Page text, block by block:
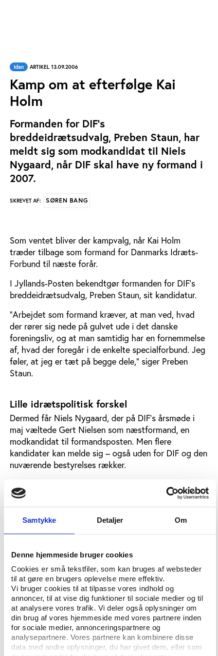
Samtykke Detaljer Om
Denne hjemmeside bruger cookies
Cookies er små tekstfiler, som kan bruges af websteder
til at gøre en brugers oplevelse mere effektiv.
Vi bruger cookies til at tilpasse vores indhold og
annoncer, til at vise dig funktioner til sociale medier og til
at analysere vores trafik. Vi deler også oplysninger om
din brug af vores hjemmeside med vores partnere inden
for sociale medier, annonceringspartnere og
analysepartnere. Vores partnere kan kombinere disse
data med andre oplysninger, du har givet dem, eller som
Idan ARTIKEL 13.09.2006
Kamp om at efterfølge Kai
Holm
Formanden for DIF's
breddeidrætsudvalg, Preben Staun, har
meldt sig som modkandidat til Niels
Nygaard, når DIF skal have ny formand i
2007.
SKREVET AF: SØREN BANG
Som ventet bliver der kampvalg, når Kai Holm
træder tilbage som formand for Danmarks Idræts-
Forbund til næste forår.
I Jyllands-Posten bekendtgør formanden for DIF’s
breddeidrætsudvalg, Preben Staun, sit kandidatur.
”Arbejdet som formand kræver, at man ved, hvad
der rører sig nede på gulvet ude i det danske
foreningsliv, og at man samtidig har en fornemmelse
af, hvad der foregår i de enkelte specialforbund. Jeg
føler, at jeg er tæt på begge dele,” siger Preben
Staun.
Lille idrætspolitisk forskel
Dermed får Niels Nygaard, der på DIF’s årsmøde i
maj væltede Gert Nielsen som næstformand, en
modkandidat til formandsposten. Men flere
kandidater kan melde sig – også uden for DIF og den
nuværende bestyrelses rækker.
Henrik Brandt, der er direktør for Idrættens
Analyseinstitut, ser ikke den store idrætspolitiske
forskel på de to navne, der indtil videre er i spil.
”De har begge siddet i bestyrelsen i mange år og er
Brandt, som vurderer, at begge virker som
velkvalificerede kandidater.
Men der er også klare forskelle på de to kandidaters
profiler.
Forskellige rødder
Preben Staun har som mangeårig formand for
breddeidrætsudvalget markeret sig som den brede